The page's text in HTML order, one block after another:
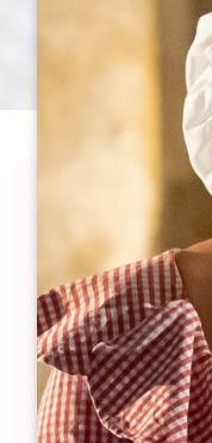
Explorez les
Émilionnais,
festivités.
les saveurs
tant d'autres
événements
dans la culture et
Filtres